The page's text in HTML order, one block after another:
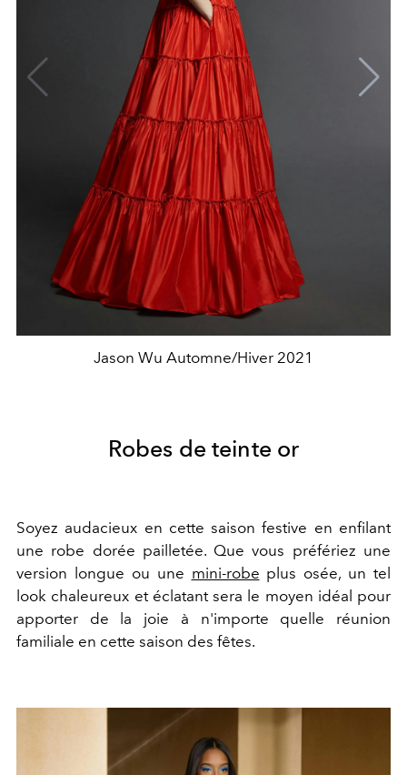
Jason Wu Automne/Hiver 2021
Robes de teinte or
Soyez audacieux en cette saison festive en enfilant
une robe dorée pailletée. Que vous préfériez une
version longue ou une mini-robe plus osée, un tel
look chaleureux et éclatant sera le moyen idéal pour
apporter de la joie à n'importe quelle réunion
familiale en cette saison des fêtes.